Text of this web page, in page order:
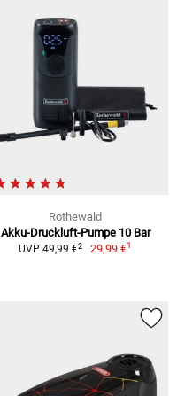
Rothewald
Akku-Druckluft-Pumpe 10 Bar
UVP 49,99 €2 29,99 €1